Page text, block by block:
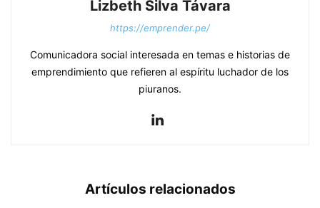
Lizbeth Silva Távara
https://emprender.pe/
Comunicadora social interesada en temas e historias de
emprendimiento que refieren al espíritu luchador de los
piuranos.
Artículos relacionados